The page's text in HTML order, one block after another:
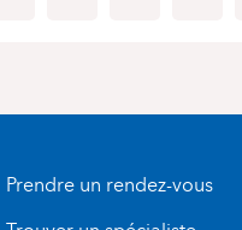
Prendre un rendez-vous